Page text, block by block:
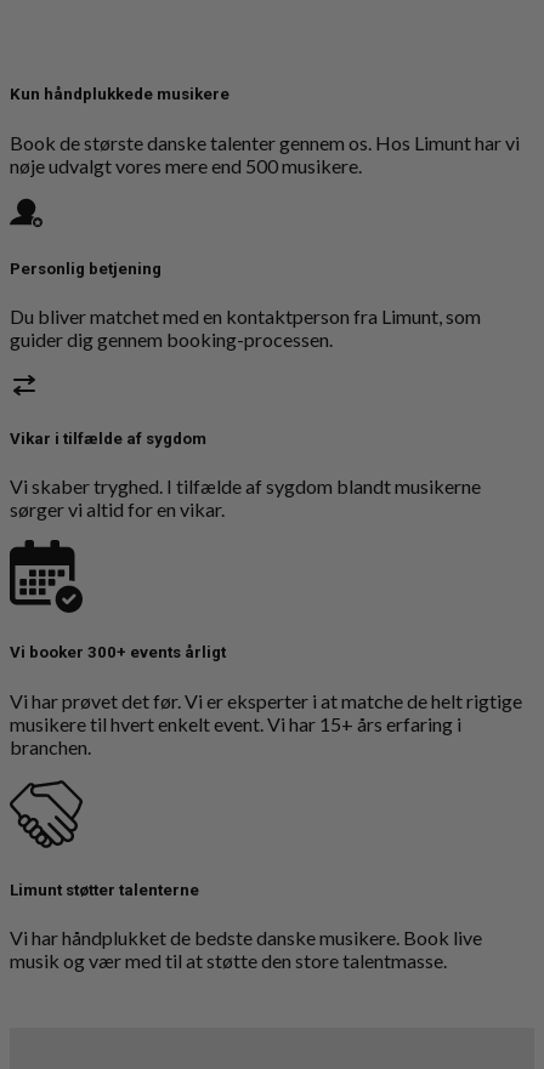
Kun håndplukkede musikere
Book de største danske talenter gennem os. Hos Limunt har vi
nøje udvalgt vores mere end 500 musikere.
Personlig betjening
Du bliver matchet med en kontaktperson fra Limunt, som
guider dig gennem booking-processen.
Vikar i tilfælde af sygdom
Vi skaber tryghed. I tilfælde af sygdom blandt musikerne
sørger vi altid for en vikar.
Vi booker 300+ events årligt
Vi har prøvet det før. Vi er eksperter i at matche de helt rigtige
musikere til hvert enkelt event. Vi har 15+ års erfaring i
branchen.
Limunt støtter talenterne
Vi har håndplukket de bedste danske musikere. Book live
musik og vær med til at støtte den store talentmasse.